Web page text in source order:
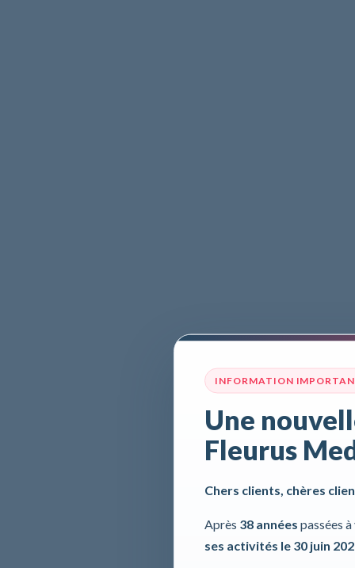
INFORMATION
Une
Fleurus
Chers clients, chères
Après 38 années passées
ses activités le 30 juin